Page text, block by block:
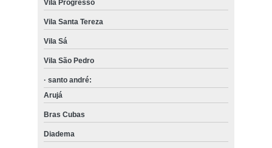
Vila Progresso
Vila Santa Tereza
Vila Sá
Vila São Pedro
· santo andré:
Arujá
Bras Cubas
Diadema